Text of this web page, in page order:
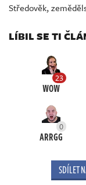
Středověk,
LÍBIL SE TI
23
WOW
0
ARRGG
SDÍLET